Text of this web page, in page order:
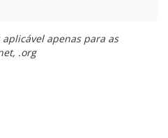
apenas para as
.org